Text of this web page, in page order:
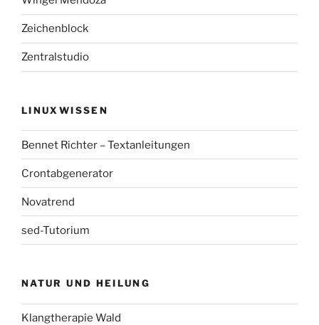
Zeichenblock
Zentralstudio
LINUXWISSEN
Bennet Richter – Textanleitungen
Crontabgenerator
Novatrend
sed-Tutorium
NATUR UND HEILUNG
Klangtherapie Wald